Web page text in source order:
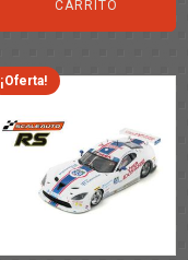
6,00€.4,50€.
CARRITO
¡Oferta!